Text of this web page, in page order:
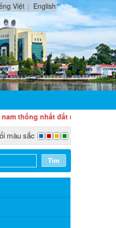
Việt English
nhất đất nước (30/4/1975 - 30/
màu sắc
Tìm